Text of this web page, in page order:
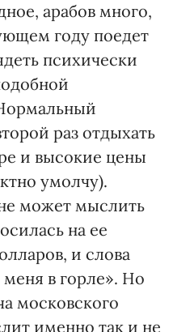
арабов много,
году поедет
психически
раз отдыхать
и высокие цены
умолчу).
может мыслить
на ее
и слова
меня в горле». Но
московского
именно так и не